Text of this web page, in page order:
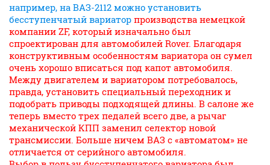
например, на ВАЗ-2112 можно установить
бесступенчатый вариатор производства немецкой
компании ZF, который изначально был
спроектирован для автомобилей Rover. Благодаря
конструктивным особенностям вариатора он сумел
очень хорошо вписаться под капот автомобиля.
Между двигателем и вариатором потребовалось,
правда, установить специальный переходник и
подобрать приводы подходящей длины. В салоне же
теперь вместо трех педалей всего две, а рычаг
механической КПП заменил селектор новой
трансмиссии. Больше ничем ВАЗ с «автоматом» не
отличается от серийного автомобиля.